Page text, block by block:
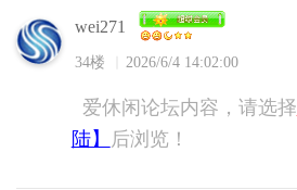
wei271
34楼 2026/6/4 14:02:00
爱休闲论坛内容，请选择
陆】
后浏览！